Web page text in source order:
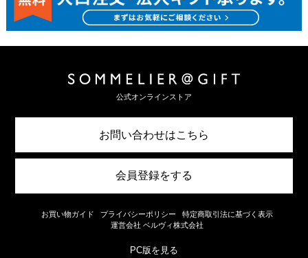
公式オンラインストア
お問い合わせはこちら
会員登録をする
お買い物ガイド プライバシーポリシー
特定商取引法に基づく表示
運営会社 ベルヴィ株式会社
PC版を見る